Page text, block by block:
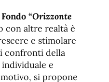
Fondo “Orizzonte
con altre realtà è
e stimolare
confronti della
e
si propone